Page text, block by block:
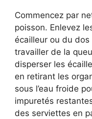
Commencez par
poisson. Enlevez
écailleur ou du dos
travailler de la
disperser les
en retirant les
sous l’eau froide
impuretés
des serviettes en